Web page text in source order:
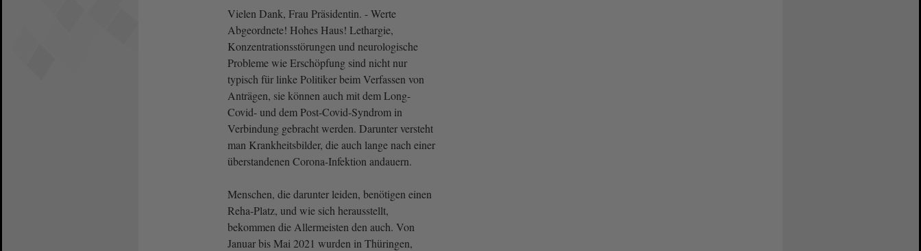
Vielen Dank, Frau Präsidentin. - Werte
Abgeordnete! Hohes Haus! Lethargie,
Konzentrationsstörungen und neurologische
Probleme wie Erschöpfung sind nicht nur
typisch für linke Politiker beim Verfassen von
Anträgen, sie können auch mit dem Long-
Covid- und dem Post-Covid-Syndrom in
Verbindung gebracht werden. Darunter versteht
man Krankheitsbilder, die auch lange nach einer
überstandenen Corona-Infektion andauern.
Menschen, die darunter leiden, benötigen einen
Reha-Platz, und wie sich herausstellt,
bekommen die Allermeisten den auch. Von
Januar bis Mai 2021 wurden in Thüringen,